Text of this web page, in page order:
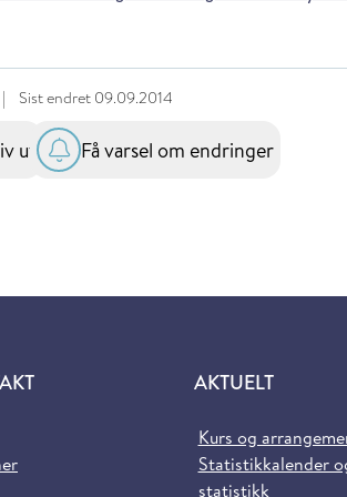
| Sist endret 09.09.2014
ut Få varsel om endringer
AKTUELT
Kurs og
Statistikkalender
statistikk